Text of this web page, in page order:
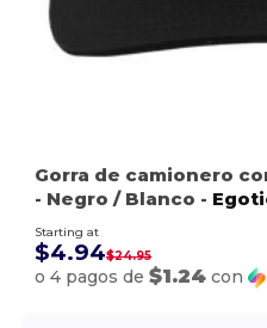
Gorra de camionero
- Negro / Blanco -
Starting at
$4.94$24.95
o 4 pagos de$1.24 con